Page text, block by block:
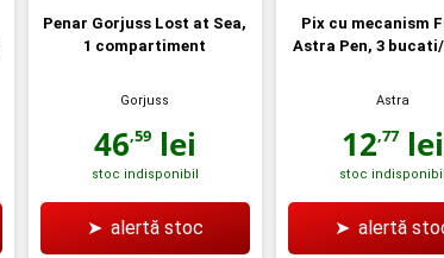
Penar Gorjuss Lost at Sea,
1 compartiment
Gorjuss
46,59lei
stoc indisponibil
➤ alertă stoc
Pix cu mecanism
Astra Pen, 3
Astra
12,77 lei
stoc indisponibil
➤ alertă